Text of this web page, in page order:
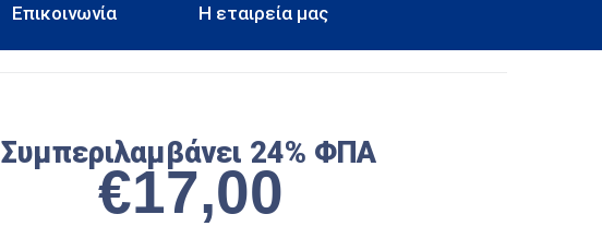
Επικοινωνία Η εταιρεία μας
Συμπεριλαμβάνει 24% ΦΠΑ
€17,00